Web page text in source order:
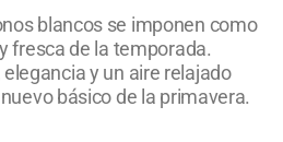
blancos se imponen como
fresca de la temporada.
y un aire relajado
básico de la primavera.